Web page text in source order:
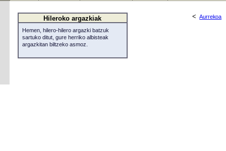
<Aurrekoa
Hileroko argazkiak
Hemen, hilero-hilero argazki batzuk
sartuko ditut, gure herriko albisteak
argazkitan biltzeko asmoz.